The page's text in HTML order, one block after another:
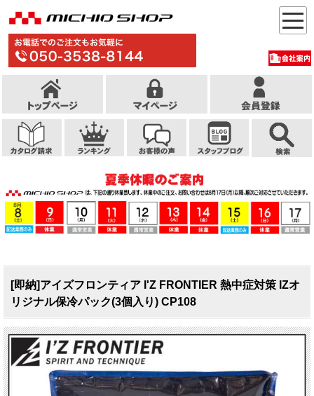
[即納]アイズフロンティア I'Z FRONTIER 熱中症対策 IZオ
リジナル保冷パック(3個入り) CP108